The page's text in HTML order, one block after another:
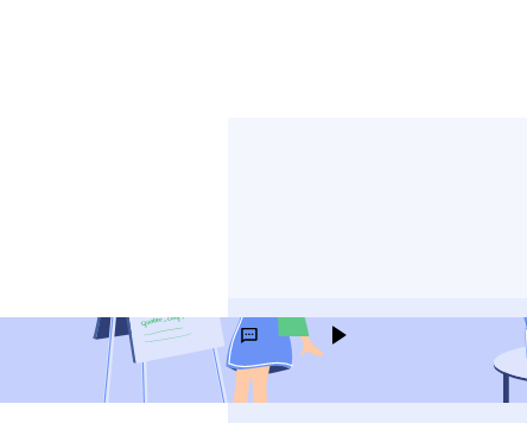
تحسين الخدمة استَمعُ
Apprendre le français et